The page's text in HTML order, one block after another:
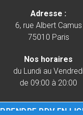
Adresse :
6, rue Albert Camus
75010 Paris
Nos horaires
du Lundi au
de 09:00 à 20:00
PRENDRE RDV EN